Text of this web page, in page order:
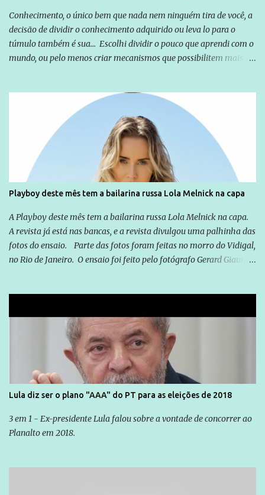
Conhecimento, o único bem que nada nem ninguém tira de você, a
decisão de dividir o conhecimento adquirido ou leva lo para o
túmulo também é sua... Escolhi dividir o pouco que aprendi com o
mundo, ou pelo menos criar mecanismos que possibilitem mais e
empreendedor da comunicação, que além de informação
cotidiana, corriqueira e cada vez mais preocupantes, do tipo que
você já esta acostumado a ver neste espaço, vou trabalhar a ideia
que possibilite distribuir não só informações, mas que gere de
forma consistente a riqueza do conhecimento... Exemplo: o
cidadão brasileiro não precisa só ser informado sobre operações
da Lava Jato, Reformas que podem retirar ou não direitos, ou
quem vai ser preso ou não; é preciso levar até as pessoas, do mais
simples ao mais burguês, o que diz a nossa Constituição, quais são
seus direitos e deveres em ...
Playboy deste mês tem a bailarina russa Lola Melnick na capa
A Playboy deste mês tem a bailarina russa Lola Melnick na capa.
A revista já está nas bancas, e a revista divulgou uma palhinha das
fotos do ensaio. Parte das fotos foram feitas no morro do Vidigal,
no Rio de Janeiro. O ensaio foi feito pelo fotógrafo Gerard Giaume
Lula diz ser o plano "AAA" do PT para as eleições de 2018
3 em 1 - Ex-presidente Lula falou sobre a vontade de concorrer ao
Planalto em 2018.